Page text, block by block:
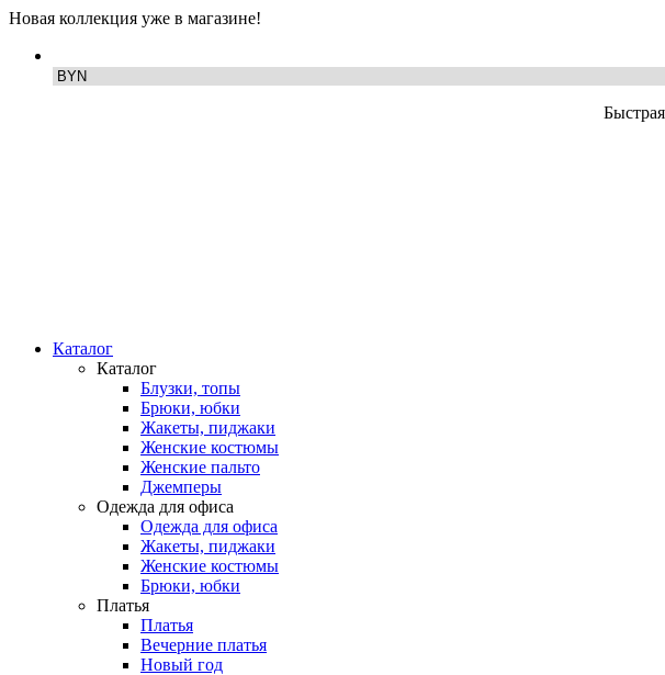
Новая коллекция уже в магазине!
Каталог
Каталог
Блузки, топы
Брюки, юбки
Жакеты, пиджаки
Женские костюмы
Женские пальто
Джемперы
Одежда для офиса
Одежда для офиса
Жакеты, пиджаки
Женские костюмы
Брюки, юбки
Платья
Платья
Вечерние платья
Новый год